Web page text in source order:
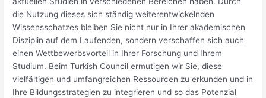
die Nutzung dieses sich ständig weiterentwickelnden
Wissensschatzes bleiben Sie nicht nur in Ihrer akademischen
Disziplin auf dem Laufenden, sondern verschaffen sich auch
einen Wettbewerbsvorteil in Ihrer Forschung und Ihrem
Studium. Beim Turkish Council ermutigen wir Sie, diese
vielfältigen und umfangreichen Ressourcen zu erkunden und in
Ihre Bildungsstrategien zu integrieren und so das Potenzial